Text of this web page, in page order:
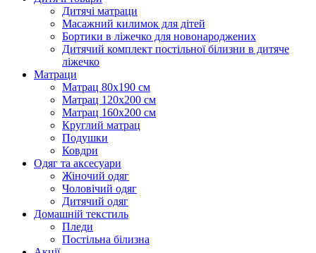
Дитячі матраци
Масажний килимок для дітей
Бортики в ліжечко для новонароджених
Дитячий комплект постільної білизни в дитяче
ліжечко
Матраци
Матрац 80х190 см
Матрац 120х200 см
Матрац 160х200 см
Круглий матрац
Подушки
Ковдри
Одяг та аксесуари
Жіночий одяг
Чоловічий одяг
Дитячий одяг
Домашній текстиль
Пледи
Постільна білизна